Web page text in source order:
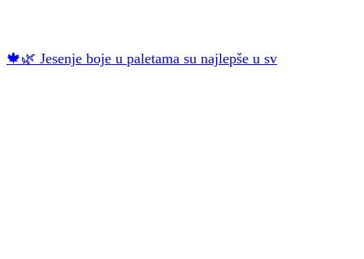
🍁🌿 Jesenje boje u paletama su najlepše u sv